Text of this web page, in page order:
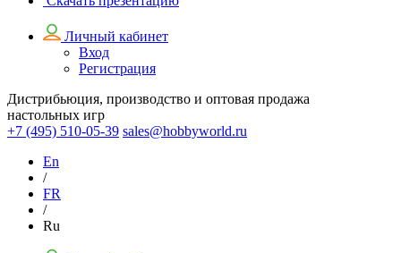
Личный кабинет
Вход
Регистрация
Дистрибьюция, производство и оптовая продажа
настольных игр
+7 (495) 510-05-39 sales@hobbyworld.ru
En
/
FR
/
Ru